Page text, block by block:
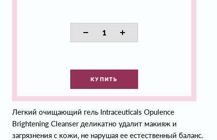
КУПИТЬ
Легкий очищающий гель Intraceuticals Opulence
Brightening Cleanser деликатно удалит макияж и
загрязнения с кожи, не нарушая ее естественный баланс.